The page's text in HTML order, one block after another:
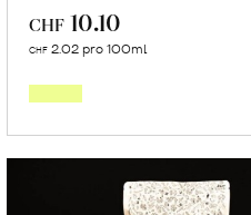
CHF 10.10
CHF 2.02 pro 100ml